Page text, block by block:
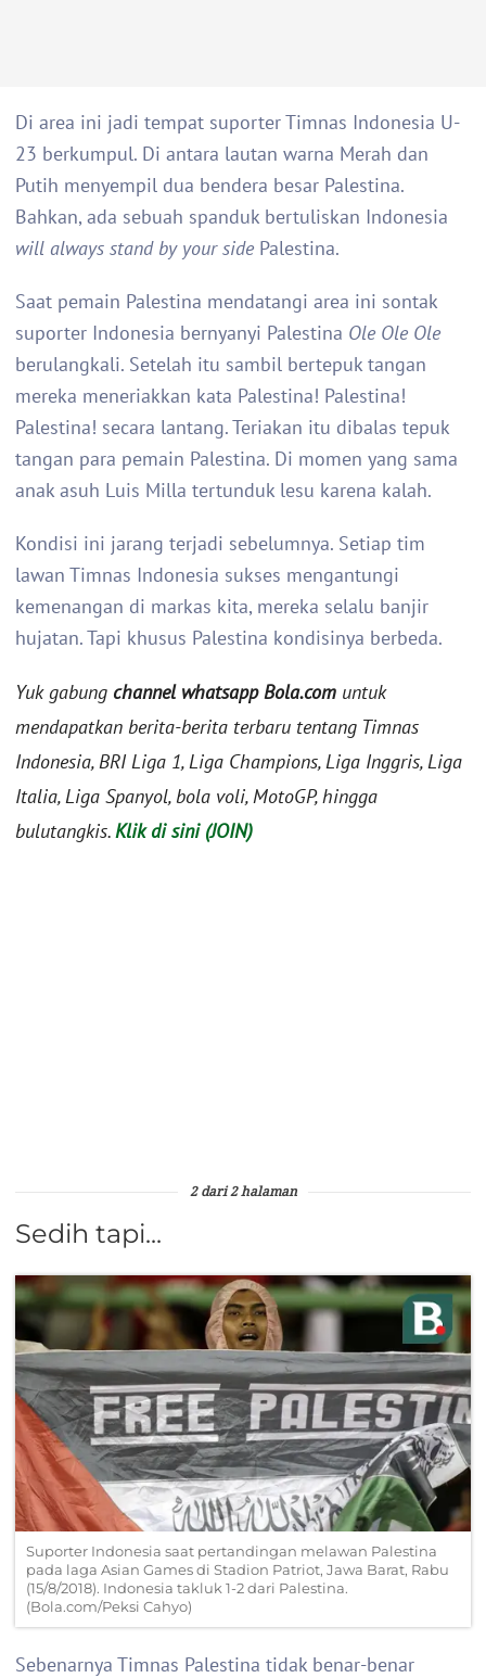
Di area ini jadi tempat suporter Timnas Indonesia U-
23 berkumpul. Di antara lautan warna Merah dan
Putih menyempil dua bendera besar Palestina.
Bahkan, ada sebuah spanduk bertuliskan Indonesia
will always stand by your side Palestina.
Saat pemain Palestina mendatangi area ini sontak
suporter Indonesia bernyanyi Palestina Ole Ole Ole
berulangkali. Setelah itu sambil bertepuk tangan
mereka meneriakkan kata Palestina! Palestina!
Palestina! secara lantang. Teriakan itu dibalas tepuk
tangan para pemain Palestina. Di momen yang sama
anak asuh Luis Milla tertunduk lesu karena kalah.
Kondisi ini jarang terjadi sebelumnya. Setiap tim
lawan Timnas Indonesia sukses mengantungi
kemenangan di markas kita, mereka selalu banjir
hujatan. Tapi khusus Palestina kondisinya berbeda.
Yuk gabung channel whatsapp Bola.com untuk
mendapatkan berita-berita terbaru tentang Timnas
Indonesia, BRI Liga 1, Liga Champions, Liga Inggris, Liga
Italia, Liga Spanyol, bola voli, MotoGP, hingga
bulutangkis.Klik di sini (JOIN)
2 dari 2 halaman
Sedih tapi...
Suporter Indonesia saat pertandingan melawan Palestina
pada laga Asian Games di Stadion Patriot, Jawa Barat, Rabu
(15/8/2018). Indonesia takluk 1-2 dari Palestina.
(Bola.com/Peksi Cahyo)
Sebenarnya Timnas Palestina tidak benar-benar